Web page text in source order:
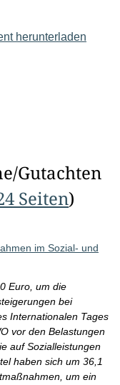
herunterladen
Gutachten
Seiten)
im Sozial- und
Euro, um die
bei
Internationalen Tages
vor den Belastungen
auf Sozialleistungen
haben sich um 36,1
um ein